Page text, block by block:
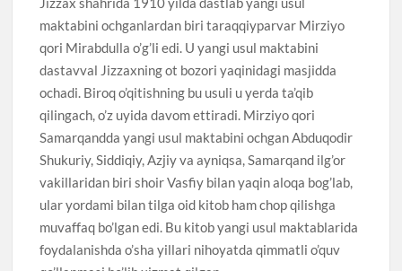
maktabini ochganlardan biri taraqqiyparvar Mirziyo
qori Mirabdulla o’g’li edi. U yangi usul maktabini
dastavval Jizzaxning ot bozori yaqinidagi masjidda
ochadi. Biroq o’qitishning bu usuli u yerda ta’qib
qilingach, o’z uyida davom ettiradi. Mirziyo qori
Samarqandda yangi usul maktabini ochgan Abduqodir
Shukuriy, Siddiqiy, Azjiy va ayniqsa, Samarqand ilg’or
vakillaridan biri shoir Vasfiy bilan yaqin aloqa bog’lab,
ular yordami bilan tilga oid kitob ham chop qilishga
muvaffaq bo’lgan edi. Bu kitob yangi usul maktablarida
foydalanishda o’sha yillari nihoyatda qimmatli o’quv